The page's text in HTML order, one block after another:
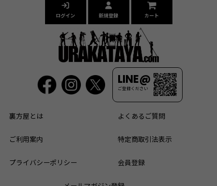
LINE@
ご登録ください
ログイン 新規登録 カート
裏方屋とは よくあるご質問
ご利用案内 特定商取引法表示
プライバシーポリシー 会員登録